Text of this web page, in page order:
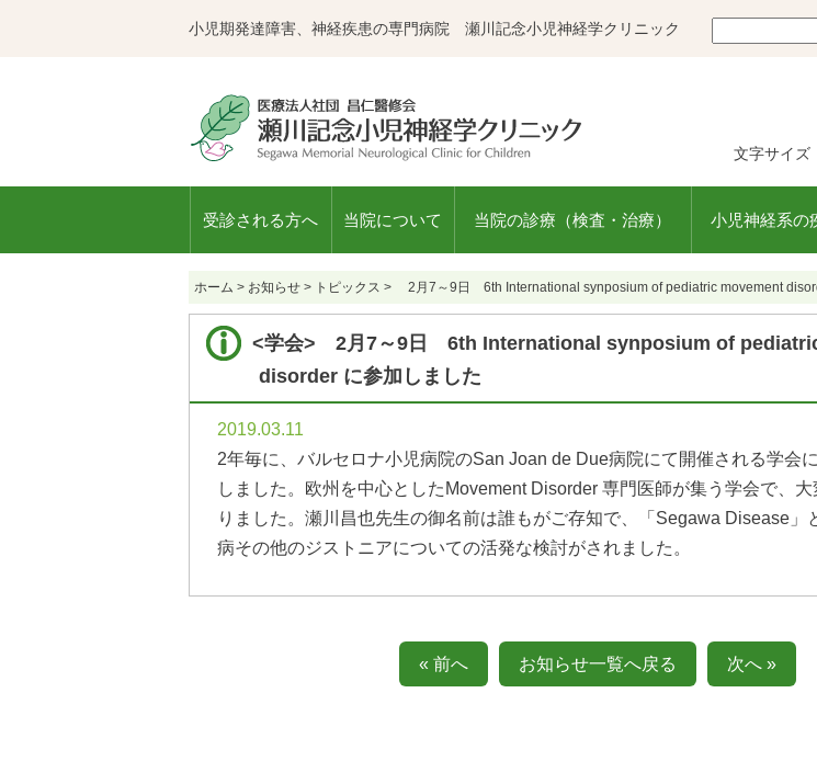
小児期発達障害、神経疾患の専門病院 瀬川記念小児神経学クリニック
文字サイズ
受診される方へ 当院について 当院の診療（検査・治療） 小児神経系の
ホーム > お知らせ > トピックス > 2月7～9日 6th International synposium of pediatric movement
<学会> 2月7～9日 6th International synposium of
disorder に参加しました
2019.03.11
2年毎に、バルセロナ小児病院のSan Joan de Due病院にて開催される学会
しました。欧州を中心としたMovement Disorder 専門医師が集う学会で、
りました。瀬川昌也先生の御名前は誰もがご存知で、「Segawa Disease」
病その他のジストニアについての活発な検討がされました。
« 前へ お知らせ一覧へ戻る 次へ »